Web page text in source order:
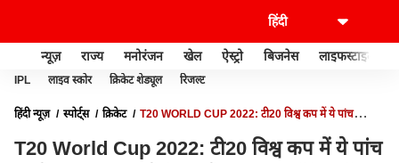
न्यूज़ राज्य मनोरंजन खेल ऐस्ट्रो बिजनेस लाइफस्टाइल
IPL लाइव स्कोर क्रिकेट शेड्यूल रिजल्ट
हिंदी न्यूज़ स्पोर्ट्स क्रिकेट
T20 WORLD CUP 2022: टी20 विश्व कप में ये पांच
T20 World Cup 2022: टी20 विश्व कप में ये पांच